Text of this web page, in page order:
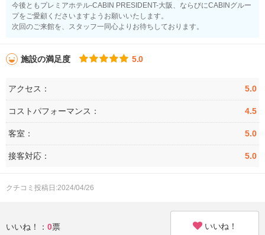
今後ともプレミアホテル-CABIN PRESIDENT-大阪、ならびにCABINグルー
プをご愛顧くださいますようお願いいたします。
次回のご来館を、スタッフ一同心よりお待ちしております。
施設の満足度 5.0
アクセス： 5.0
コストパフォーマンス： 4.5
客室： 5.0
接客対応： 5.0
クチコミ投稿日:2024/04/26
いいね！： 0票 いいね！